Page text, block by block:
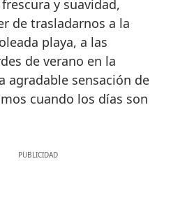
y suavidad,
de trasladarnos a la
playa, a las
de verano en la
agradable sensación de
cuando los días son